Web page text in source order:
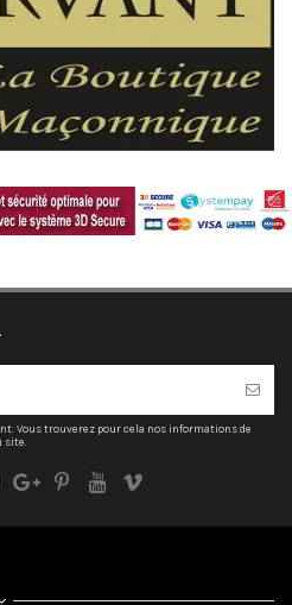
Vous trouverez pour cela nos informations de
site.